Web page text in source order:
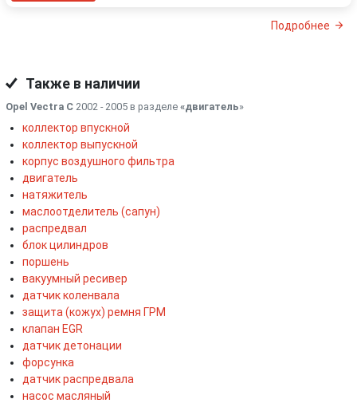
Подробнее
Также в наличии
Opel Vectra C 2002 - 2005 в разделе «двигатель»
коллектор впускной
коллектор выпускной
корпус воздушного фильтра
двигатель
натяжитель
маслоотделитель (сапун)
распредвал
блок цилиндров
поршень
вакуумный ресивер
датчик коленвала
защита (кожух) ремня ГРМ
клапан EGR
датчик детонации
форсунка
датчик распредвала
насос масляный